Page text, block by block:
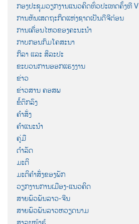
ກອງປະຊຸມວຽກງານແນວຄິດທົ່ວປະເທດຄັ້ງທີ V
ການຫັນເສດຖະກິດແຫ່ງຊາດເປັນດີຈີຕ໋ອນ
ການເຄື່ອນໄຫວຂອງຄະນະນຳ
ກາບກອນກົມໂຄສະນາ
ກິລາ ແລະ ສິລະປະ
ຂະບວນການອອກແຮງງານ
ຂ່າວ
ຂ່າວສານ ຄອສພ
ຂໍ້ຕົກລົງ
ຄຳສັ່ງ
ຄຳແນະນຳ
ຄູ່ມື
ດຳລັດ
ມະຕິ
ມະຕິຄຳສັ່ງຂອງພັກ
ວຽກງານການເມືອງ-ແນວຄິດ
ສາຍພົວພັນລາວ-ຈີນ
ສາຍພົວພັນລາວຫວຽດນາມ